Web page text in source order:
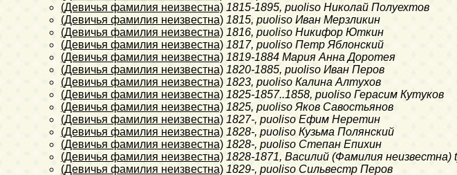
(Девичья фамилия неизвестна) 1815-1895, puoliso Николай Полуехтов
(Девичья фамилия неизвестна) 1815, puoliso Иван Мерзликин
(Девичья фамилия неизвестна) 1816, puoliso Никифор Юткин
(Девичья фамилия неизвестна) 1817, puoliso Петр Яблонский
(Девичья фамилия неизвестна) 1819-1884 Мария Анна Доротея
(Девичья фамилия неизвестна) 1820-1885, puoliso Иван Перов
(Девичья фамилия неизвестна) 1823, puoliso Калина Алтухов
(Девичья фамилия неизвестна) 1825-1857..1858, puoliso Герасим Кутуков
(Девичья фамилия неизвестна) 1825, puoliso Яков Савостьянов
(Девичья фамилия неизвестна) 1827-, puoliso Ефим Неретин
(Девичья фамилия неизвестна) 1828-, puoliso Кузьма Полянский
(Девичья фамилия неизвестна) 1828-, puoliso Степан Епихин
(Девичья фамилия неизвестна) 1828-1871, Василий (Фамилия неизвестна)
(Девичья фамилия неизвестна) 1829-, puoliso Сильвестр Перов